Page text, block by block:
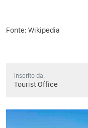
Fonte: Wikipedia
Inserito da:
Tourist Office